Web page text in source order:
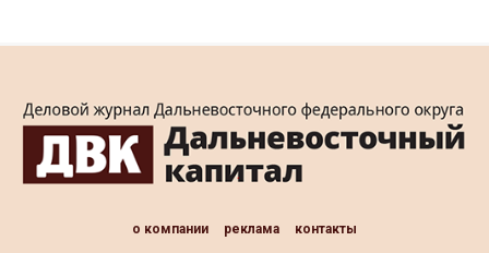
о компании реклама контакты